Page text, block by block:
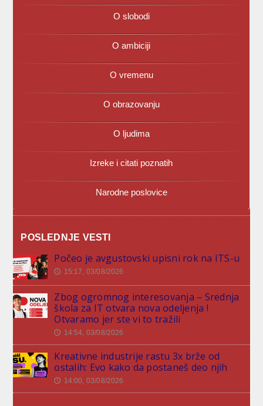
O slobodi
O ambiciji
O vremenu
O obrazovanju
O ljudima
Izreke i citati poznatih
Narodne poslovice
POSLEDNJE VESTI
Počeo je avgustovski upisni rok na ITS-u
🕔 15:17, 03/08/2026
Zbog ogromnog interesovanja – Srednja
škola za IT otvara nova odeljenja !
Otvaramo jer ste vi to tražili
🕔 14:54, 03/08/2026
Kreativne industrije rastu 3x brže od
ostalih: Evo kako da postaneš deo njih
🕔 14:00, 03/08/2026